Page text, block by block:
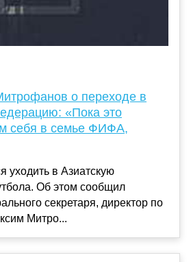
о переходе в
«Пока это
себя в семье ФИФА,
уходить в Азиатскую
Об этом сообщил
секретаря, директор по
Митро...